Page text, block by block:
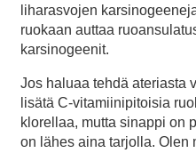
liharasvojen
ruokaan auttaa
karsinogeenit.
Jos haluaa tehdä ateriasta
lisätä C-vitamiinipitoisia
klorellaa, mutta sinappi on
on lähes aina tarjolla. Olen